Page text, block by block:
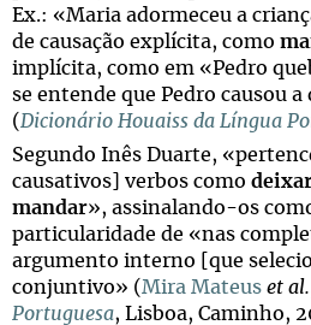
Ex.: «Maria adormeceu a
de causação explícita, como
implícita, como em «Pedro
se entende que Pedro causou a
( Dicionário Houaiss da Língua
Segundo Inês Duarte,
causativos] verbos como
mandar», assinalando-os
particularidade de «nas
argumento interno [que
conjuntivo» ( Mira Mateus et al.
Portuguesa, Lisboa, Caminho,